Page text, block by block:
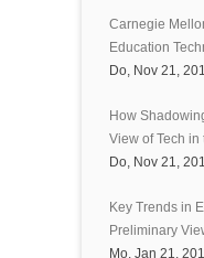
Carnegie
Education
Do, Nov 21,
How
View of Tech
Do, Nov 21,
Key Trends in
Preliminary
Mo, Jan 21,